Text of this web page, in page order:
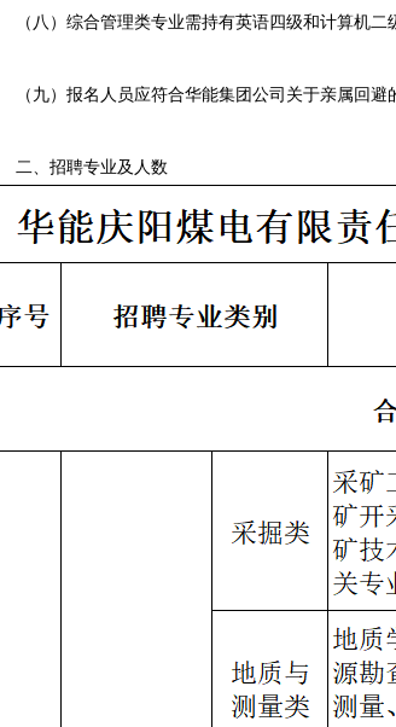
八）综合管理类专业需持有英语四级和计算机二
九）报名人员应符合华能集团公司关于亲属回避
、招聘专业及人数